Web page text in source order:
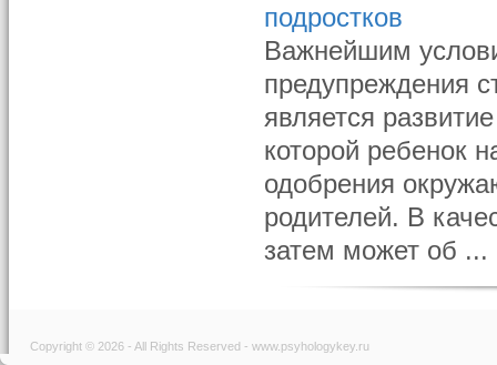
подростков
Важнейшим
предупреждения
является
которой ребенок
одобрения
родителей. В
затем может об ...
Copyright © 2026 - All Rights Reserved - www.psyhologykey.ru